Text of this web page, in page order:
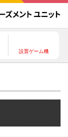
設置ゲーム機